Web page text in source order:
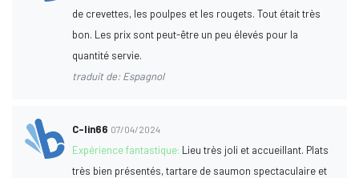
de crevettes, les poulpes et les rougets. Tout était très
bon. Les prix sont peut-être un peu élevés pour la
quantité servie.
traduit de: Espagnol
C-lin66 07/04/2024
Expérience fantastique: Lieu très joli et accueillant. Plats
très bien présentés, tartare de saumon spectaculaire et